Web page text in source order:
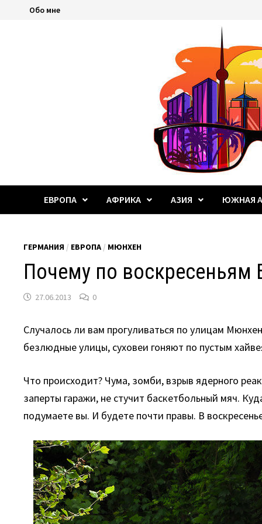
ПерейтиОбо мне
ЕВРОПА АФРИКА АЗИЯ ЮЖНАЯ
ГЕРМАНИЯ / ЕВРОПА / МЮНХЕН
Почему по воскресеньям
27.06.2013 0
Случалось ли вам прогуливаться по улицам
безлюдные улицы, суховеи гоняют по пустым
Что происходит? Чума, зомби, взрыв ядерного
заперты гаражи, не стучит баскетбольный мяч.
подумаете вы. И будете почти правы. В